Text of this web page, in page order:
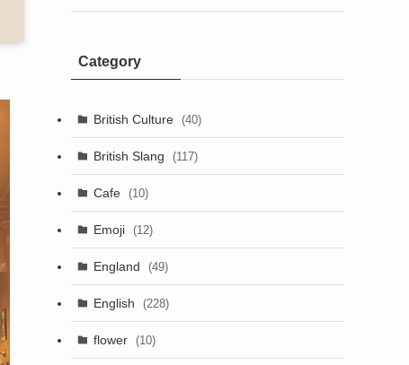
Category
British Culture (40)
British Slang (117)
Cafe (10)
Emoji (12)
England (49)
English (228)
flower (10)